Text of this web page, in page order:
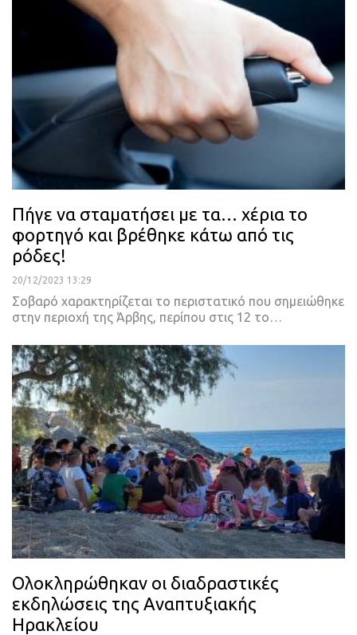
Πήγε να σταματήσει με τα… χέρια το
φορτηγό και βρέθηκε κάτω από τις
ρόδες!
20/12/2023 13:29
Σοβαρό χαρακτηρίζεται το περιστατικό που σημειώθηκε
στην περιοχή της Άρβης, περίπου στις 12 το…
Ολοκληρώθηκαν οι διαδραστικές
εκδηλώσεις της Αναπτυξιακής
Ηρακλείου